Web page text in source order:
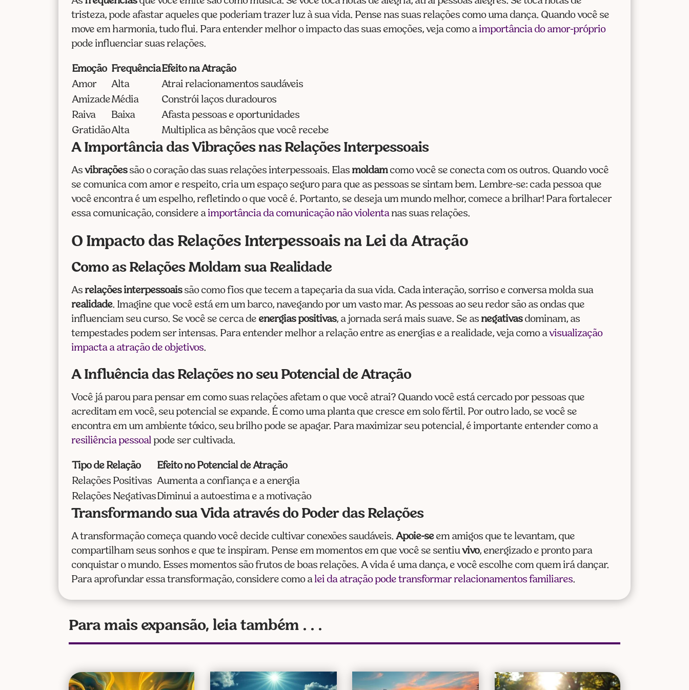
tristeza, pode afastar aqueles que poderiam trazer luz à sua vida. Pense nas suas relações como uma dança. Quando você se
move em harmonia, tudo flui. Para entender melhor o impacto das suas emoções, veja como a importância do amor-próprio
pode influenciar suas relações.
Emoção FrequênciaEfeito na Atração
Amor
Alta
Atrai relacionamentos saudáveis
AmizadeMédia
Constrói laços duradouros
Raiva
Baixa
Afasta pessoas e oportunidades
GratidãoAlta Multiplica as bênçãos que você recebe
A Importância das Vibrações nas Relações Interpessoais
Asvibraçõessão o coração das suas relações interpessoais. Elas moldamcomo você se conecta com os outros. Quando você
se comunica com amor e respeito, cria um espaço seguro para que as pessoas se sintam bem. Lembre-se: cada pessoa que
você encontra é um espelho, refletindo o que você é. Portanto, se deseja um mundo melhor, comece a brilhar! Para fortalecer
essa comunicação, considere a importância da comunicação não violentanas suas relações.
O Impacto das Relações Interpessoais na Lei da Atração
Como as Relações Moldam sua Realidade
As relações interpessoaissão como fios que tecem a tapeçaria da sua vida. Cada interação, sorriso e conversa molda sua
realidade. Imagine que você está em um barco, navegando por um vasto mar. As pessoas ao seu redor são as ondas que
influenciam seu curso. Se você se cerca de energias positivas, a jornada será mais suave. Se as negativasdominam, as
tempestades podem ser intensas. Para entender melhor a relação entre as energias e a realidade, veja como avisualização
impacta a atração de objetivos.
A Influência das Relações no seu Potencial de Atração
Você já parou para pensar em como suas relações afetam o que você atrai? Quando você está cercado por pessoas que
acreditam em você, seu potencial se expande. É como uma planta que cresce em solo fértil. Por outro lado, se você se
encontra em um ambiente tóxico, seu brilho pode se apagar. Para maximizar seu potencial, é importante entender como a
resiliência pessoal pode ser cultivada.
Tipo de Relação
Efeito no Potencial de Atração
Relações Positivas Aumenta a confiança e a energia
Relações NegativasDiminui a autoestima e a motivação
Transformando sua Vida através do Poder das Relações
A transformação começa quando você decide cultivar conexões saudáveis.Apoie-seem amigos que te levantam, que
compartilham seus sonhos e que te inspiram. Pense em momentos em que você se sentiuvivo, energizado e pronto para
conquistar o mundo. Esses momentos são frutos de boas relações. A vida é uma dança, e você escolhe com quem irá dançar.
Para aprofundar essa transformação, considere como a lei da atração pode transformar relacionamentos familiares.
Para mais expansão, leia também . . .